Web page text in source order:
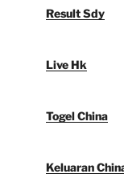
Result Sdy
Live Hk
Togel China
Keluaran